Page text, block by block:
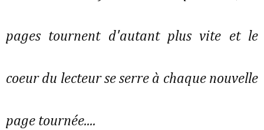
pages tournent d'autant plus vite et le
coeur du lecteur se serre à chaque nouvelle
page tournée....